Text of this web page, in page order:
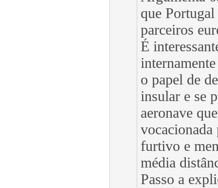
que
parceiros
É
o papel de
insular e se
aeronave
vocacionada
furtivo e
média
Passo a